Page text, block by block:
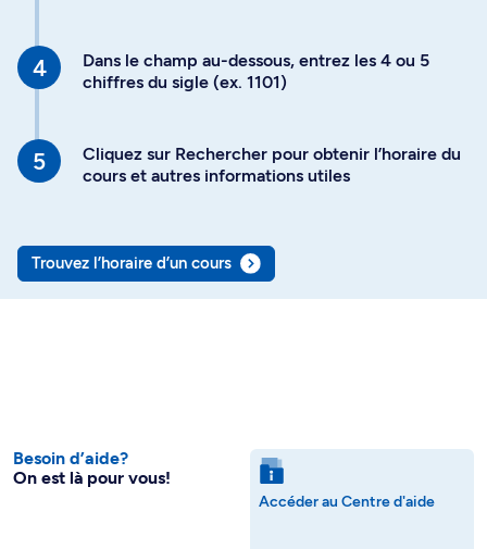
Dans le champ au-dessous, entrez les 4 ou 5
chiffres du sigle (ex. 1101)
Cliquez sur Rechercher pour obtenir l’horaire du
cours et autres informations utiles
Trouvez l’horaire d’un cours
Besoin d’aide?
On est là pour vous!
Accéder au Centre d'aide